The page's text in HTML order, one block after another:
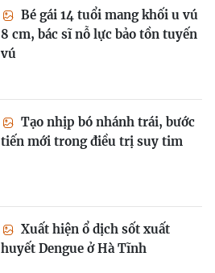
Bé gái 14 tuổi mang khối u vú
8 cm, bác sĩ nỗ lực bảo tồn tuyến
vú
Tạo nhịp bó nhánh trái, bước
tiến mới trong điều trị suy tim
Xuất hiện ổ dịch sốt xuất
huyết Dengue ở Hà Tĩnh